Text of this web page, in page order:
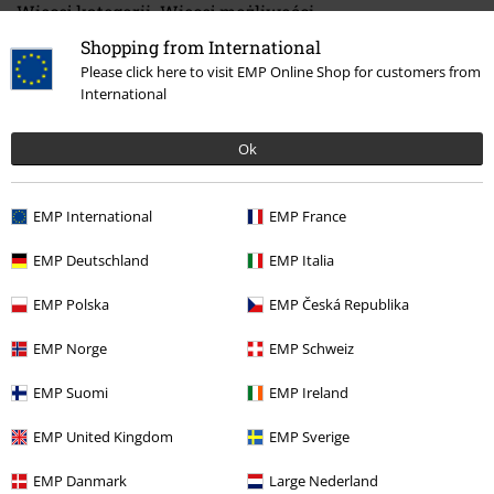
Shopping from International
Please click here to visit EMP Online Shop for customers from
International
Ok
EMP International EMP France
EMP Deutschland EMP Italia
EMP Polska EMP Česká Republika
EMP Norge EMP Schweiz
EMP Suomi EMP Ireland
EMP United Kingdom EMP Sverige
EMP Danmark Large Nederland
Więcej kategorii. Więcej możliwości.
Zespoły Gatunki muzyczne
Motywy Cyberpunk
Zespoły Media Winyl
Wyprzedaż % Media Vinyl
Gry Najlepszy merch dla graczy Cyberpunk 2077
Newsletter
Zapisz się teraz i zyskaj Voucher 15%Zobacz
więcej